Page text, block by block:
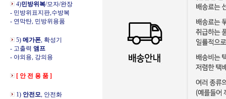
4)민방위복/모자/완장
- 민방위표지판,수방복
- 연막탄, 민방위용품
5) 메가폰, 확성기
- 고출력 앰프
- 야외용, 강의용
[ 안 전 용 품 ]
1) 안전모, 안전화